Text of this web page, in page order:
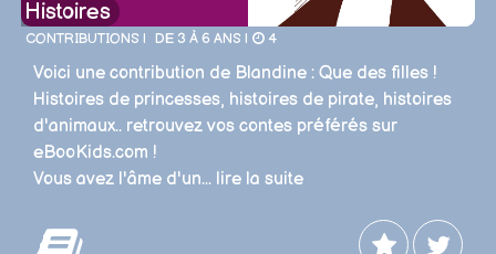
Histoires
CONTRIBUTIONS | DE 3 À 6 ANS | 4
Voici une contribution de Blandine : Que des filles !
Histoires de princesses, histoires de pirate, histoires
d'animaux.. retrouvez vos contes préférés sur
eBooKids.com !
Vous avez l'âme d'un... lire la suite